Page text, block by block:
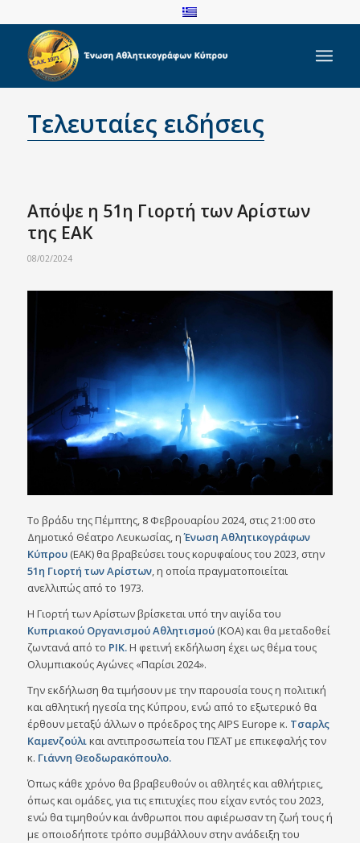
Τελευταίες ειδήσεις
Απόψε η 51η Γιορτή των Αρίστων
της ΕΑΚ
08/02/2024
Το βράδυ της Πέμπτης, 8 Φεβρουαρίου 2024, στις 21:00 στο
Δημοτικό Θέατρο Λευκωσίας, ηΈνωση Αθλητικογράφων
Κύπρου(ΕΑΚ) θα βραβεύσει τους κορυφαίους του 2023, στην
51η Γιορτή των Αρίστων, η οποία πραγματοποιείται
ανελλιπώς από το 1973.
Η Γιορτή των Αρίστων βρίσκεται υπό την αιγίδα του
Κυπριακού Οργανισμού Αθλητισμού(ΚΟΑ) και θα μεταδοθεί
ζωντανά από το ΡΙΚ.Η φετινή εκδήλωση έχει ως θέμα τους
Ολυμπιακούς Αγώνες «Παρίσι 2024».
Την εκδήλωση θα τιμήσουν με την παρουσία τους η πολιτική
και αθλητική ηγεσία της Κύπρου, ενώ από το εξωτερικό θα
έρθουν μεταξύ άλλων ο πρόεδρος της AIPS Europe κ. Τσαρλς
Καμενζούλικαι αντιπροσωπεία του ΠΣΑΤ με επικεφαλής τον
κ. Γιάννη Θεοδωρακόπουλο.
Όπως κάθε χρόνο θα βραβευθούν οι αθλητές και αθλήτριες,
όπως και ομάδες, για τις επιτυχίες που είχαν εντός του 2023,
ενώ θα τιμηθούν και άνθρωποι που αφιέρωσαν τη ζωή τους ή
με οποιοδήποτε τρόπο συμβάλλουν στην ανάδειξη του